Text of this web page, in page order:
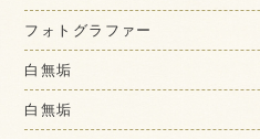
フォトグラファー
白無垢
白無垢